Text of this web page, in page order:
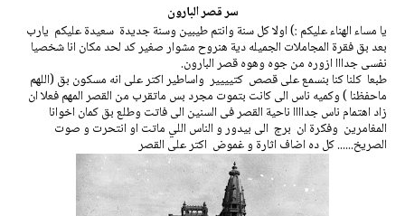
سر قصر البارون
يا مساء الهناء عليكم :) اولا كل سنة وانتم طيبين وسنة جديدة سعيدة عليكم يارب
بعد بق فقرة المجاملات الجميله دية هنروح مشوار صغير كد لحد مكان انا شخصيا
نفسى جدااا ازوره من جوه وهوه قصر البارون.
طبعا كلنا كنا بنسمع على قصص كتيييير واساطير اكتر على انه مسكون بق (اللهم
ماحفظنا ) وكميه ناس الى كانت بتموت مجرد بس ماتقرب من القصر المهم فعلا ان
زاد اهتمام ناس جداااا ناحية القصر فى السنين الى فاتت وطلع بق كمان اخوانا
المغامرين وفكرة ان برج الى بيدور و الناس اللي ماتت او انتحرت و صوت
الصريخ...... كل ده اضاف اثارة و غموض اكتر على القصر